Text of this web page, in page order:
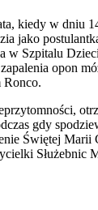
kiedy w dniu
jako
w Szpitalu
opon
Ronco.
gdy
Świętej Marii
Służebnic